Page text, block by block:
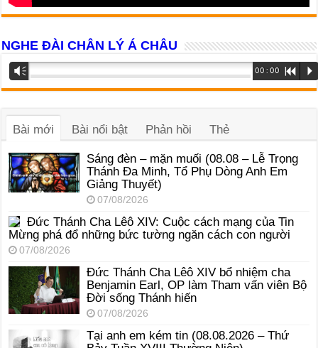
NGHE ĐÀI CHÂN LÝ Á CHÂU
Trình
phát
âm
Vm 00:00 R P
Bài mới Bài nổi bật Phản hồi Thẻ
Sáng đèn – mặn muối (08.08 – Lễ Trọng
Thánh Đa Minh, Tổ Phụ Dòng Anh Em
Giảng Thuyết)
07/08/2026
Đức Thánh Cha Lêô XIV: Cuộc cách mạng của Tin
Mừng phá đổ những bức tường ngăn cách con người
07/08/2026
Đức Thánh Cha Lêô XIV bổ nhiệm cha
Benjamin Earl, OP làm Tham vấn viên Bộ
Đời sống Thánh hiến
07/08/2026
Tại anh em kém tin (08.08.2026 – Thứ